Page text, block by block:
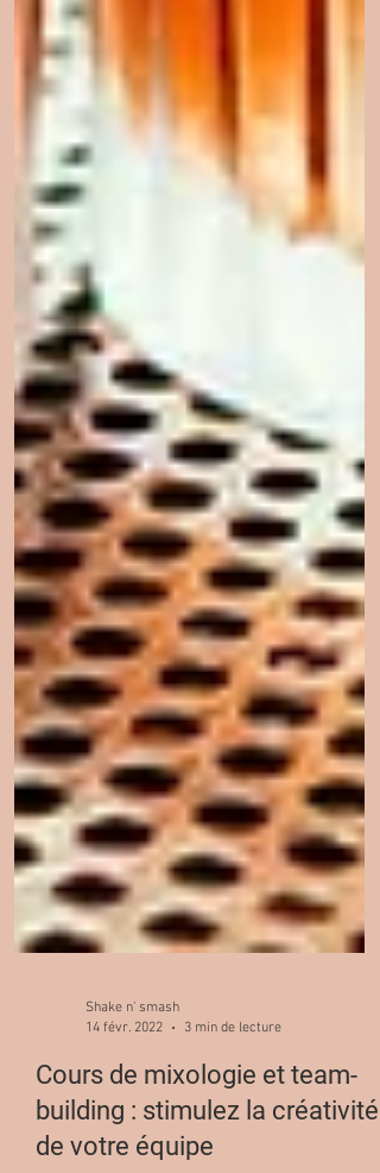
Shake n' smash
14 févr. 2022
3 min de lecture
Cours de mixologie et team-